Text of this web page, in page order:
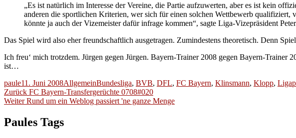
„Es ist natürlich im Interesse der Vereine, die Partie aufzuwerten, aber es ist kein
anderen die sportlichen Kriterien, wer sich für einen solchen Wettbewerb
könnte ja auch der Vizemeister dafür infrage kommen“, sagte Liga-Vizepräsident
Das Spiel wird also eher freundschaftlich ausgetragen. Zumindestens theoretisch. Denn
Ich freu‘ mich trotzdem. Jürgen gegen Jürgen. Bayern-Trainer 2008 gegen Bayern-Trainer
ist…
Autor
pauleVeröffentlicht
am
11. Juni 2008Kategorien
AllgemeinSchlagwörter
Bundesliga, BVB, DFL, FC Bayern, Klinsmann, Klopp,
Beitragsnavigation
Zurück Vorheriger
Beitrag:
FC Bayern-Transfergerüchte 0708#020
Weiter Nächster
Rund um ein Weblog passiert 'ne ganze Menge
Paules Tags